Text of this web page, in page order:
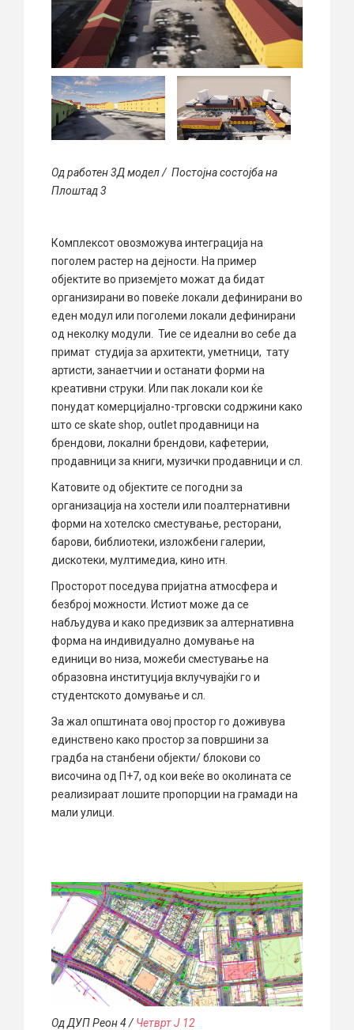
Од работен 3Д модел / Постојна состојба на
Плоштад 3
Комплексот овозможува интеграција на
поголем растер на дејности. На пример
објектите во приземјето можат да бидат
организирани во повеќе локали дефинирани во
еден модул или поголеми локали дефинирани
од неколку модули. Тие се идеални во себе да
примат студија за архитекти, уметници, тату
артисти, занаетчии и останати форми на
креативни струки. Или пак локали кои ќе
понудат комерцијално-трговски содржини како
што се skate shop, outlet продавници на
брендови, локални брендови, кафетерии,
продавници за книги, музички продавници и сл.
Катовите од објектите се погодни за
организација на хостели или поалтернативни
форми на хотелско сместување, ресторани,
барови, библиотеки, изложбени галерии,
дискотеки, мултимедиа, кино итн.
Просторот поседува пријатна атмосфера и
безброј можности. Истиот може да се
набљудува и како предизвик за алтернативна
форма на индивидуално домување на
единици во низа, можеби сместување на
образовна институција вклучувајќи го и
студентското домување и сл.
За жал општината овој простор го доживува
единствено како простор за површини за
градба на станбени објекти/ блокови со
височина од П+7, од кои веќе во околината се
реализираат лошите пропорции на грамади на
мали улици.
Од ДУП Реон 4 / Четврт Ј 12